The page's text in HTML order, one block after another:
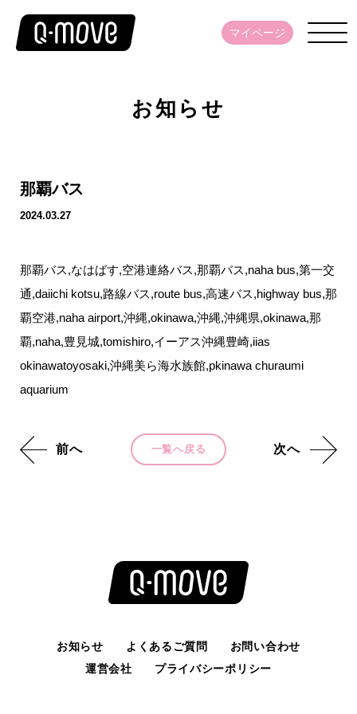
マイページ
お知らせ
那覇バス
2024.03.27
那覇バス,なはばす,空港連絡バス,那覇バス,naha bus,第一交
通,daiichi kotsu,路線バス,route bus,高速バス,highway bus,那
覇空港,naha airport,沖縄,okinawa,沖縄,沖縄県,okinawa,那
覇,naha,豊見城,tomishiro,イーアス沖縄豊崎,iias
okinawatoyosaki,沖縄美ら海水族館,pkinawa churaumi
aquarium
前へ 一覧へ戻る 次へ
お知らせ よくあるご質問
お問い合わせ
運営会社
プライバシーポリシー